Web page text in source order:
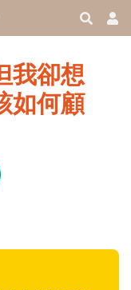
我卻想
如何顧